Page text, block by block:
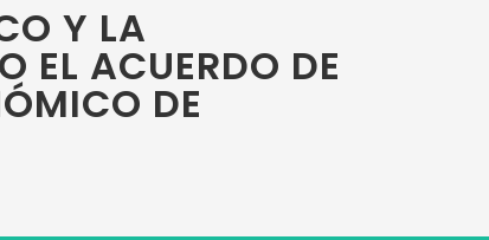
Y LA
EL ACUERDO DE
DE